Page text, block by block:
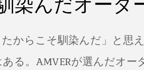
染んだオーダ
たからこそ馴染んだ」と思
る。AMVERが選んだオー